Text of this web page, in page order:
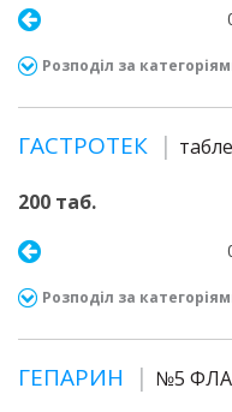
Розподіл за
ГАСТРОТЕК
200 таб.
Розподіл за
ГЕПАРИН №5